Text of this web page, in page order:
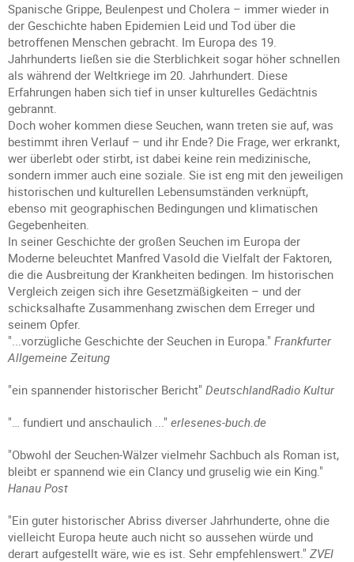
Spanische Grippe, Beulenpest und Cholera – immer wieder in
der Geschichte haben Epidemien Leid und Tod über die
betroffenen Menschen gebracht. Im Europa des 19.
Jahrhunderts ließen sie die Sterblichkeit sogar höher schnellen
als während der Weltkriege im 20. Jahrhundert. Diese
Erfahrungen haben sich tief in unser kulturelles Gedächtnis
gebrannt.
Doch woher kommen diese Seuchen, wann treten sie auf, was
bestimmt ihren Verlauf – und ihr Ende? Die Frage, wer erkrankt,
wer überlebt oder stirbt, ist dabei keine rein medizinische,
sondern immer auch eine soziale. Sie ist eng mit den jeweiligen
historischen und kulturellen Lebensumständen verknüpft,
ebenso mit geographischen Bedingungen und klimatischen
Gegebenheiten.
In seiner Geschichte der großen Seuchen im Europa der
Moderne beleuchtet Manfred Vasold die Vielfalt der Faktoren,
die die Ausbreitung der Krankheiten bedingen. Im historischen
Vergleich zeigen sich ihre Gesetzmäßigkeiten – und der
schicksalhafte Zusammenhang zwischen dem Erreger und
seinem Opfer.
"...vorzügliche Geschichte der Seuchen in Europa." Frankfurter
Allgemeine Zeitung
"ein spannender historischer Bericht" DeutschlandRadio Kultur
"… fundiert und anschaulich ..." erlesenes-buch.de
"Obwohl der Seuchen-Wälzer vielmehr Sachbuch als Roman ist,
bleibt er spannend wie ein Clancy und gruselig wie ein King."
Hanau Post
"Ein guter historischer Abriss diverser Jahrhunderte, ohne die
vielleicht Europa heute auch nicht so aussehen würde und
derart aufgestellt wäre, wie es ist. Sehr empfehlenswert." ZVEI